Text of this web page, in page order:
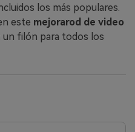
los más populares.
este mejorarod de video
un filón para todos los